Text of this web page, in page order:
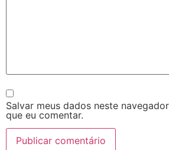
Salvar meus dados neste
que eu comentar.